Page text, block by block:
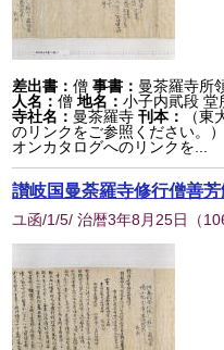
差出書：僧 事書： 曼茶羅寺所
人名：僧 地名：小子内貮段 堂
寺社名： 曼茶羅寺 刊本：
（
のリンクをご参照ください。）
オンカタログへのリンクを...
讃岐国曼荼羅寺修行僧善
ユ函/1/5/ 治暦3年8月25日 （